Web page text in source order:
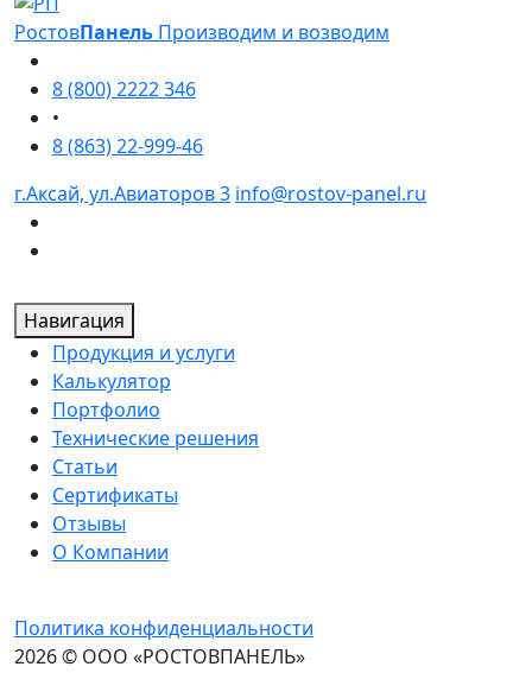
РостовПанель Производим и возводим
8 (800) 2222 346
•
8 (863) 22-999-46
г.Аксай, ул.Авиаторов 3 info@rostov-panel.ru
Навигация
Продукция и услуги
Калькулятор
Портфолио
Технические решения
Статьи
Сертификаты
Отзывы
О Компании
2026 © ООО «РОСТОВПАНЕЛЬ»
Политика конфиденциальности